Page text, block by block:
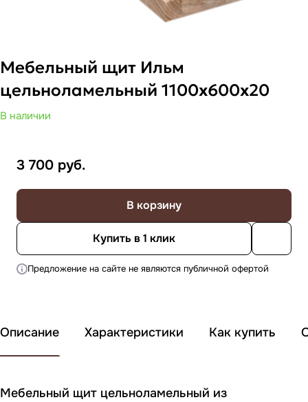
Мебельный щит Ильм
цельноламельный 1100х600х20
В наличии
3 700 руб.
В корзину
Купить в 1 клик
Предложение на сайте не являются публичной офертой
Описание Характеристики Как купить
Мебельный щит цельноламельный из